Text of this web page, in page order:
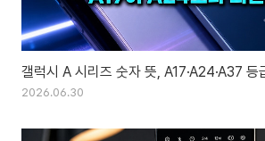
갤럭시 A 시리즈 숫자 뜻, A17·A24·A37 등
2026.06.30